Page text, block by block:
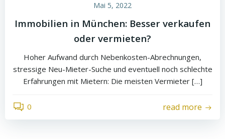
Mai 5, 2022
Immobilien in München: Besser verkaufen
oder vermieten?
Hoher Aufwand durch Nebenkosten-Abrechnungen,
stressige Neu-Mieter-Suche und eventuell noch schlechte
Erfahrungen mit Mietern: Die meisten Vermieter […]
0 read more